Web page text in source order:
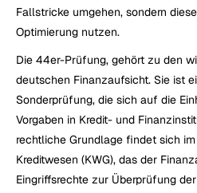
Fallstricke umgehen, sondern
Optimierung nutzen.
Die 44er-Prüfung, gehört zu den
deutschen Finanzaufsicht. Sie ist
Sonderprüfung, die sich auf die
Vorgaben in Kredit- und
rechtliche Grundlage findet sich
Kreditwesen (KWG), das der
Eingriffsrechte zur Überprüfung